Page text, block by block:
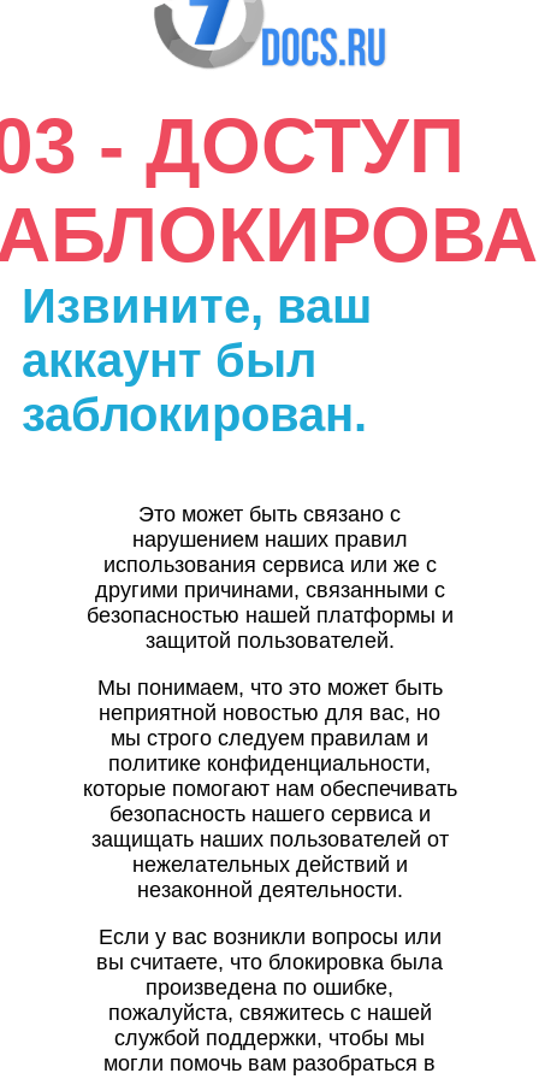
- ДОСТУП
Извините, ваш
аккаунт был
заблокирован.
Это может быть связано с
нарушением наших правил
использования сервиса или же с
другими причинами, связанными с
безопасностью нашей платформы и
защитой пользователей.
Мы понимаем, что это может быть
неприятной новостью для вас, но
мы строго следуем правилам и
политике конфиденциальности,
которые помогают нам обеспечивать
безопасность нашего сервиса и
защищать наших пользователей от
нежелательных действий и
незаконной деятельности.
Если у вас возникли вопросы или
вы считаете, что блокировка была
произведена по ошибке,
пожалуйста, свяжитесь с нашей
службой поддержки, чтобы мы
могли помочь вам разобраться в